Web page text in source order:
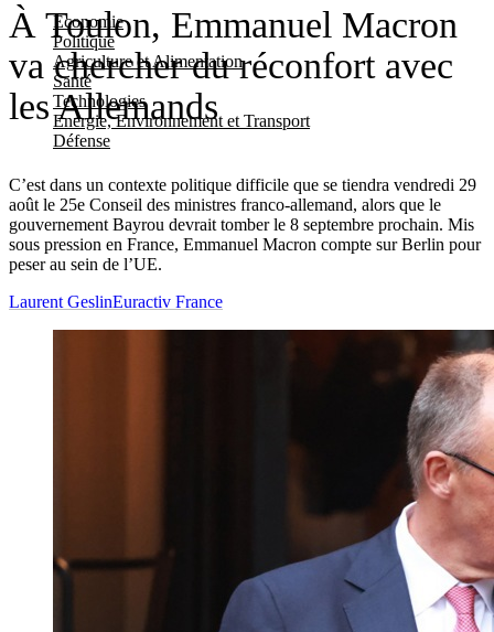
Economie
Politique
Agriculture et Alimentation
Santé
Technologies
Energie, Environnement et Transport
Défense
À Toulon, Emmanuel Macron
va chercher du réconfort avec
les Allemands
C’est dans un contexte politique difficile que se tiendra vendredi 29
août le 25e Conseil des ministres franco-allemand, alors que le
gouvernement Bayrou devrait tomber le 8 septembre prochain. Mis
sous pression en France, Emmanuel Macron compte sur Berlin pour
peser au sein de l’UE.
Laurent GeslinEuractiv France